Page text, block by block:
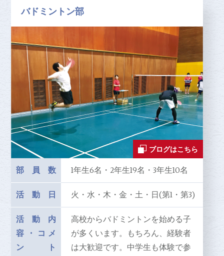
バドミントン部
ブログはこちら
部員数 1年生6名・2年生19名・3年生10名
活動日 火・水・木・金・土・日(第1・第3)
活動内
容
・
コメ
ント
高校からバドミントンを始める子
が多くいます。もちろん、経験者
は大歓迎です。中学生も体験で参